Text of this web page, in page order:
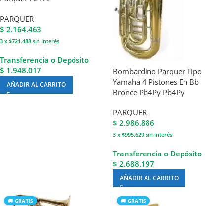
PARQUER
$ 2.164.463
3 x $721.488 sin interés
Transferencia o Depósito
$ 1.948.017
AÑADIR AL CARRITO
Bombardino Parquer Tipo
Yamaha 4 Pistones En Bb
Bronce Pb4Py Pb4Py
PARQUER
$ 2.986.886
3 x $995.629 sin interés
Transferencia o Depósito
$ 2.688.197
AÑADIR AL CARRITO
🚚 GRATIS 🚚 GRATIS